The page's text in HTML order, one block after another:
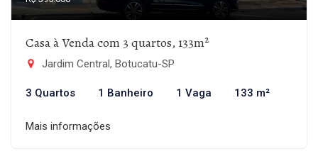
Casa à Venda com 3 quartos, 133m²
Jardim Central, Botucatu-SP
3 Quartos 1 Banheiro 1 Vaga 133 m²
Mais informações